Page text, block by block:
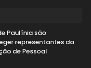
Paulínia são
representantes da
de Pessoal